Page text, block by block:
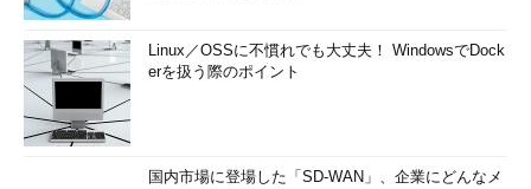
Linux／OSSに不慣れでも大丈夫！ WindowsでDock
erを扱う際のポイント
国内市場に登場した「SD-WAN」、企業にどんなメ